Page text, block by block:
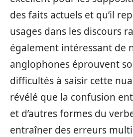
des faits actuels et qu’il
usages dans les discours
également intéressant de
anglophones éprouvent
difficultés à saisir cette
révélé que la confusion
et d’autres formes du
entraîner des erreurs